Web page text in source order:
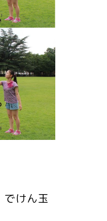
でけん玉